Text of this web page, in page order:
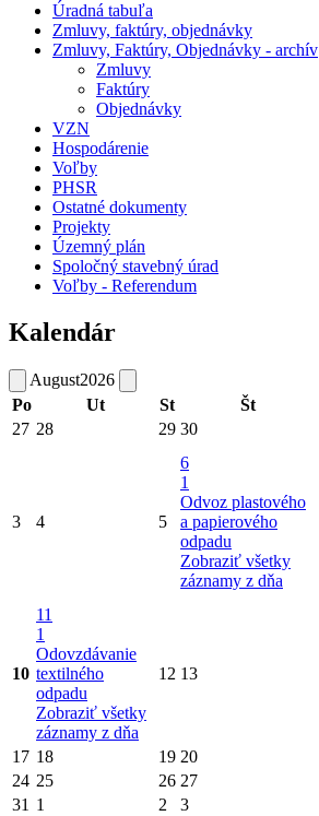
Úradná tabuľa
Zmluvy, faktúry, objednávky
Zmluvy, Faktúry, Objednávky - archív
Zmluvy
Faktúry
Objednávky
VZN
Hospodárenie
Voľby
PHSR
Ostatné dokumenty
Projekty
Územný plán
Spoločný stavebný úrad
Voľby - Referendum
Kalendár
August2026
Po
Ut St Št
27 28 29 30
3 4 5
6
1
Odvoz plastového
a papierového
odpadu
Zobraziť všetky
záznamy z dňa
10
11
1
Odovzdávanie
textilného
odpadu
Zobraziť všetky
záznamy z dňa
12 13
17 18 19 20
24 25 26 27
31 1 2 3